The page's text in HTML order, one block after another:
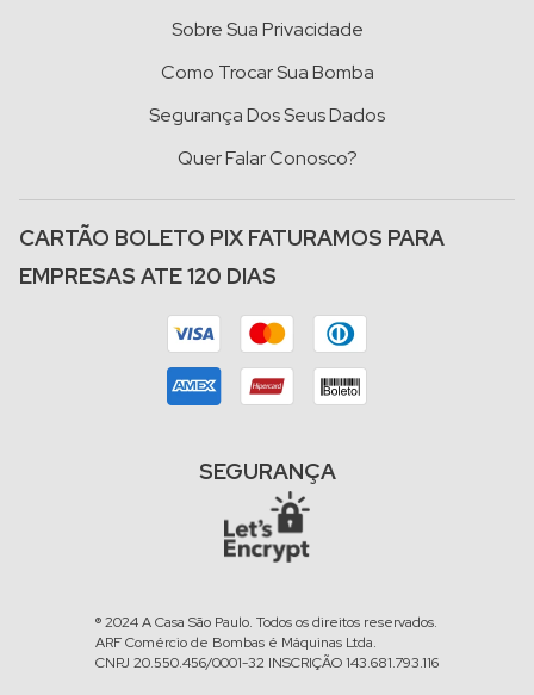
Sobre Sua Privacidade
Como Trocar Sua Bomba
Segurança Dos Seus Dados
Quer Falar Conosco?
CARTÃO BOLETO PIX FATURAMOS PARA
EMPRESAS ATE 120 DIAS
SEGURANÇA
® 2024 A Casa São Paulo. Todos os direitos reservados.
ARF Comércio de Bombas é Máquinas Ltda.
CNPJ 20.550.456/0001-32 INSCRIÇÃO 143.681.793.116